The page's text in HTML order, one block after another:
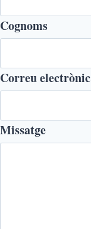
Cognoms
Correu electrònic
Missatge